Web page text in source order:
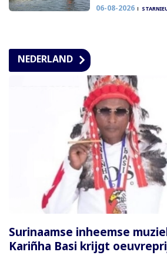
06-08-2026
NEDERLAND
Surinaamse inheemse
Kariñha Basi krijgt